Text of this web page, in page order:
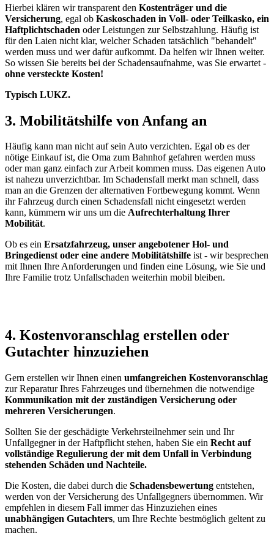
Hierbei klären wir transparent den Kostenträger und die
Versicherung, egal ob Kaskoschaden in Voll- oder Teilkasko, ein
Haftplichtschaden oder Leistungen zur Selbstzahlung. Häufig ist
für den Laien nicht klar, welcher Schaden tatsächlich "behandelt"
werden muss und wer dafür aufkommt. Da helfen wir Ihnen weiter.
So wissen Sie bereits bei der Schadensaufnahme, was Sie erwartet -
ohne versteckte Kosten!
Typisch LUKZ.
3. Mobilitätshilfe von Anfang an
Häufig kann man nicht auf sein Auto verzichten. Egal ob es der
nötige Einkauf ist, die Oma zum Bahnhof gefahren werden muss
oder man ganz einfach zur Arbeit kommen muss. Das eigenen Auto
ist nahezu unverzichtbar. Im Schadensfall merkt man schnell, dass
man an die Grenzen der alternativen Fortbewegung kommt. Wenn
ihr Fahrzeug durch einen Schadensfall nicht eingesetzt werden
kann, kümmern wir uns um die Aufrechterhaltung Ihrer
Mobilität.
Ob es ein Ersatzfahrzeug, unser angebotener Hol- und
Bringedienst oder eine andere Mobilitätshilfe ist - wir besprechen
mit Ihnen Ihre Anforderungen und finden eine Lösung, wie Sie und
Ihre Familie trotz Unfallschaden weiterhin mobil bleiben.
4. Kostenvoranschlag erstellen oder
Gutachter hinzuziehen
Gern erstellen wir Ihnen einen umfangreichen Kostenvoranschlag
zur Reparatur Ihres Fahrzeuges und übernehmen die notwendige
Kommunikation mit der zuständigen Versicherung oder
mehreren Versicherungen.
Sollten Sie der geschädigte Verkehrsteilnehmer sein und Ihr
Unfallgegner in der Haftpflicht stehen, haben Sie ein Recht auf
vollständige Regulierung der mit dem Unfall in Verbindung
stehenden Schäden und Nachteile.
Die Kosten, die dabei durch die Schadensbewertung entstehen,
werden von der Versicherung des Unfallgegners übernommen. Wir
empfehlen in diesem Fall immer das Hinzuziehen eines
unabhängigen Gutachters, um Ihre Rechte bestmöglich geltent zu
machen.